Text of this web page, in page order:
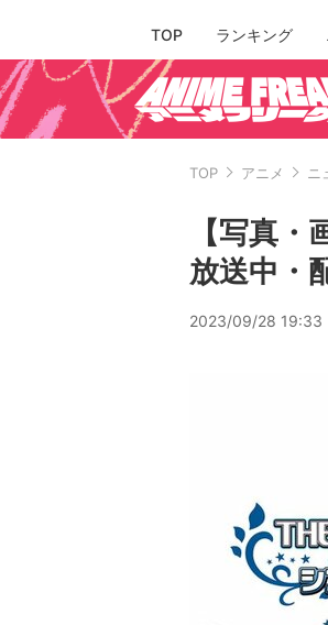
TOP ランキング
TOP アニメ ニ
【写真
放送中・
2023/09/28 19:33